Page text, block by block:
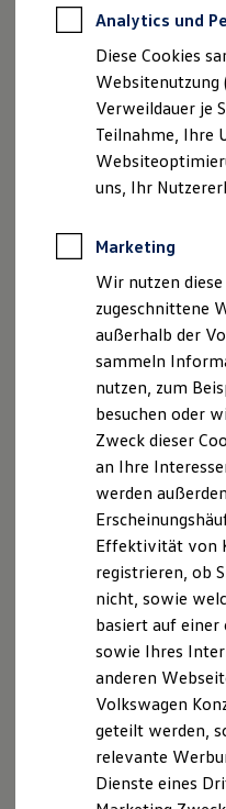
Autokredit
Versicherungen
Kfz-
Garantien
Wartungsverträge
Geschäftskunden
Großkunden
Behörden
Anpfiff zum
Elektroautos
ID. Tutorials
Reichweite
Reichweite
Reichweite
Laden
Laden
Laden
Batterie
Sicherheit
Garantie
Technologie
Kosten und Kauf
E-Auto-
Software und
Die ID.
ID.
Digitale
(
Was ist der
und wer
Ältere Volkswagen
Servicebedarf als neue
Service ist speziell für
entwickelt worden, die
bietet Ihnen ein
zeitwertgerechtem
Ersatzteilqualität. Die
Fachwissen,
Erfahrung genau auf
decken nahezu alle
speziell auf das Alter
Analytics und
Diese Cookies
Websitenutzung
Verweildauer je
Teilnahme, Ihre
uns, Ihr
Marketing
Wir nutzen
zugeschnittene
außerhalb der
sammeln
nutzen, zum
besuchen oder
Zweck dieser
an Ihre
werden
Effektivität von
registrieren, ob
nicht, sowie
basiert auf
sowie Ihres
anderen
Volkswagen
geteilt werden,
relevante
Dienste eines